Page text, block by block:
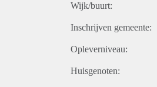
Wijk/buurt:
Inschrijven gemeente:
Opleverniveau:
Huisgenoten: